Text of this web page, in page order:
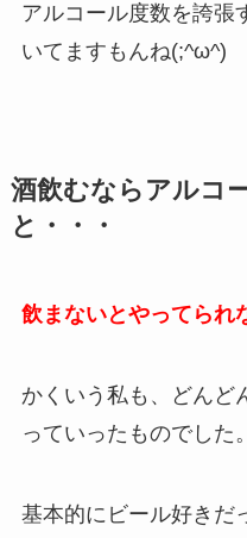
アルコール度数を誇張
いてますもんね(;^ω^)
酒飲むならアルコ
と・・・
飲まないとやってら
かくいう私も、どんど
っていったものでした。
基本的にビール好きだ